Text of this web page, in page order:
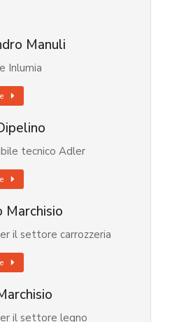
Manuli
Inlumia
tecnico Adler
Marchisio
il settore carrozzeria
il settore legno